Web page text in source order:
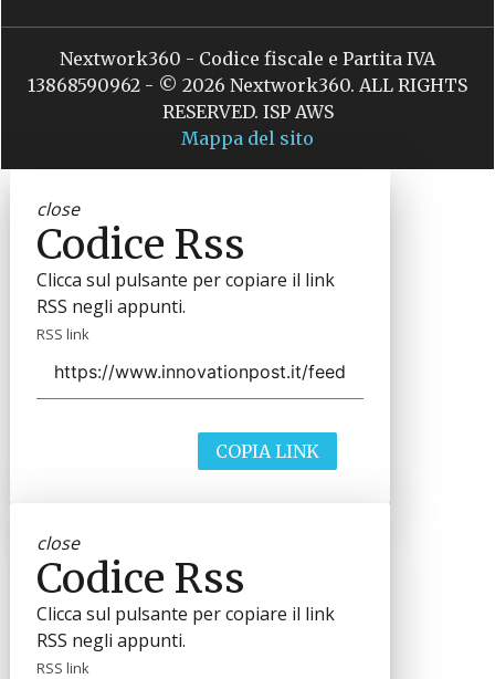
Nextwork360 - Codice fiscale e Partita IVA
13868590962 - © 2026 Nextwork360. ALL RIGHTS
RESERVED. ISP AWS
Mappa del sito
close
Codice Rss
Clicca sul pulsante per copiare il link
RSS negli appunti.
RSS link
COPIA LINK
close
Codice Rss
Clicca sul pulsante per copiare il link
RSS negli appunti.
RSS link